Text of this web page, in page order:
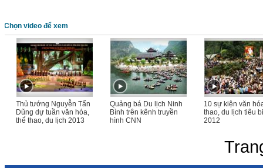
Chọn video để xem
Thủ tướng Nguyễn Tấn
Dũng dự tuần văn hóa,
thể thao, du lịch 2013
Quảng bá Du lịch Ninh
Bình trên kênh truyền
hình CNN
10 sự kiện văn
thao, du lịch tiêu
2012